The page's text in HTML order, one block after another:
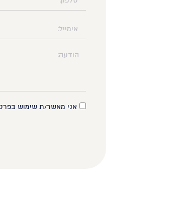
אני מאשר/ת שימוש